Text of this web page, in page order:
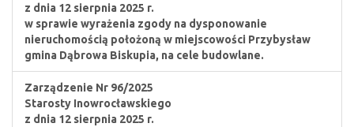
z dnia 12 sierpnia 2025 r.
w sprawie wyrażenia zgody na dysponowanie
nieruchomością położoną w miejscowości Przybysław
gmina Dąbrowa Biskupia, na cele budowlane.
Zarządzenie Nr 96/2025
Starosty Inowrocławskiego
z dnia 12 sierpnia 2025 r.